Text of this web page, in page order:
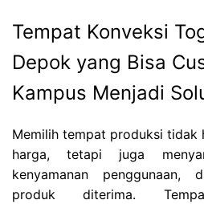
Tempat Konveksi
Depok yang Bisa
Kampus Menjadi
Memilih tempat produksi tidak
harga, tetapi juga
kenyamanan penggunaan,
produk diterima.